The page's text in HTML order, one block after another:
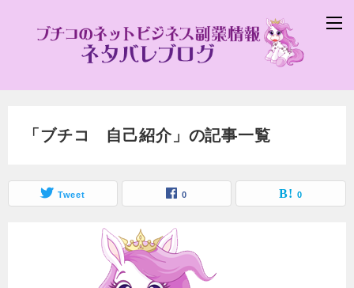
「ブチコ 自己紹介」の記事一覧
Tweet 0 0